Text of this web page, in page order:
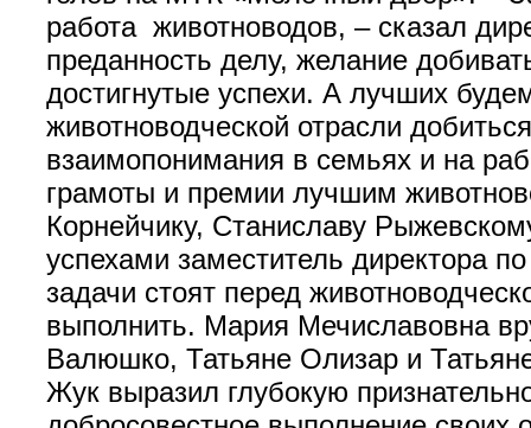
работа животноводов, – сказал
преданность делу, желание
достигнутые успехи. А лучших
животноводческой отрасли
взаимопонимания в семьях и на
грамоты и премии лучшим
Корнейчику, Станиславу
успехами заместитель директора
задачи стоят перед
выполнить. Мария Мечиславовна
Валюшко, Татьяне Олизар и
Жук выразил глубокую